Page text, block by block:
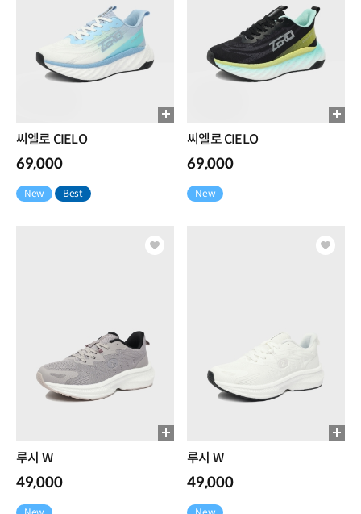
씨엘로 CIELO
69,000
New Best
씨엘로 CIELO
69,000
New
루시 W
49,000
루시 W
49,000